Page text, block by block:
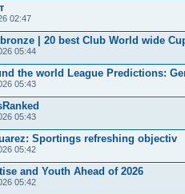
02:47
| 20 best Club World wide
05:44
the world League Predictions:
05:43
05:43
Sportings refreshing objectiv
05:42
and Youth Ahead of 2026
05:42